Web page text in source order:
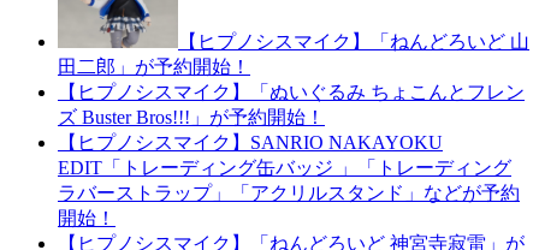
【ヒプノシスマイク】「ねんどろいど 山
田二郎」が予約開始！
【ヒプノシスマイク】「ぬいぐるみ ちょこんとフレン
ズ Buster Bros!!!」が予約開始！
【ヒプノシスマイク】SANRIO NAKAYOKU
EDIT「トレーディング缶バッジ 」「トレーディング
ラバーストラップ」「アクリルスタンド」などが予約
開始！
【ヒプノシスマイク】「ねんどろいど 神宮寺寂雷」が